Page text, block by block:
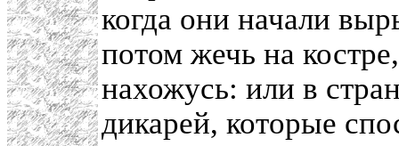
когда они начали
потом жечь на
нахожусь: или в
дикарей, которые